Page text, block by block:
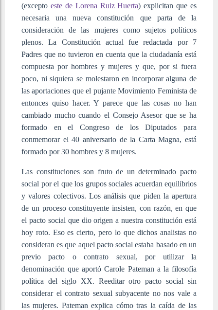
(excepto este de Lorena Ruiz Huerta) explicitan que es
necesaria una nueva constitución que parta de la
consideración de las mujeres como sujetos políticos
plenos. La Constitución actual fue redactada por 7
Padres que no tuvieron en cuenta que la ciudadanía está
compuesta por hombres y mujeres y que, por si fuera
poco, ni siquiera se molestaron en incorporar alguna de
las aportaciones que el pujante Movimiento Feminista de
entonces quiso hacer. Y parece que las cosas no han
cambiado mucho cuando el Consejo Asesor que se ha
formado en el Congreso de los Diputados para
conmemorar el 40 aniversario de la Carta Magna, está
formado por 30 hombres y 8 mujeres.
Las constituciones son fruto de un determinado pacto
social por el que los grupos sociales acuerdan equilibrios
y valores colectivos. Los análisis que piden la apertura
de un proceso constituyente insisten, con razón, en que
el pacto social que dio origen a nuestra constitución está
hoy roto. Eso es cierto, pero lo que dichos analistas no
consideran es que aquel pacto social estaba basado en un
previo pacto o contrato sexual, por utilizar la
denominación que aportó Carole Pateman a la filosofía
política del siglo XX. Reeditar otro pacto social sin
considerar el contrato sexual subyacente no nos vale a
las mujeres. Pateman explica cómo tras la caída de las